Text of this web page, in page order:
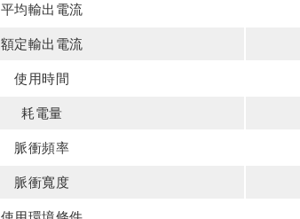
平均輸出電流
額定輸出電流
使用時間
耗電量
脈衝頻率
脈衝寬度